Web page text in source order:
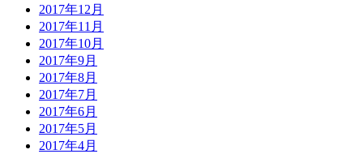
2017年12月
2017年11月
2017年10月
2017年9月
2017年8月
2017年7月
2017年6月
2017年5月
2017年4月